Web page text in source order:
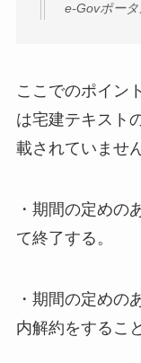
e-Govポータ
ここでのポイン
は宅建テキスト
載されていません
・期間の定めの
て終了する。
・期間の定めの
内解約をするこ